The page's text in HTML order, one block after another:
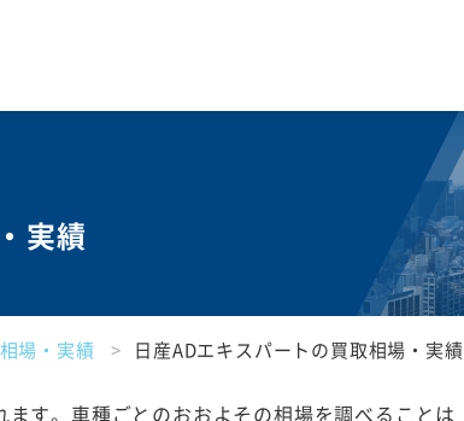
実績
場・実績 日産ADエキスパートの買取相場・実績
す。車種ごとのおおよその相場を調べることは